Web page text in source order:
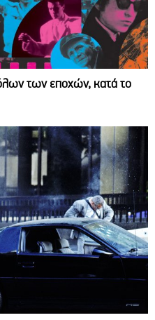
των εποχών, κατά το